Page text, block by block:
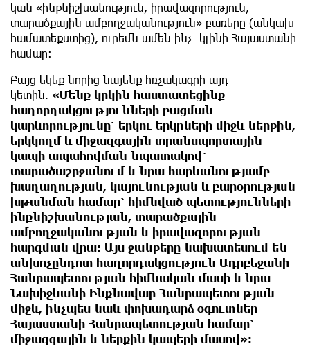
կան «ինքնիշխանություն, իրավազորություն,
տարածքային ամբողջականություն» բառերը (անկախ
համատեքստից), ուրեմն ամեն ինչ կլինի Հայաստանի
համար։
Բայց եկեք նորից նայենք հռչակագրի այդ
կետին. «Մենք կրկին հաստատեցինք
հաղորդակցությունների բացման
կարևորությունը՝ երկու երկրների միջև ներքին,
երկկողմ և միջազգային տրանսպորտային
կապի ապահովման նպատակով՝
տարածաշրջանում և նրա հարևանությամբ
խաղաղության, կայունության և բարօրության
խթանման համար՝ հիմնված պետությունների
ինքնիշխանության, տարածքային
ամբողջականության և իրավազորության
հարգման վրա։ Այս ջանքերը նախատեսում են
անխոչընդոտ հաղորդակցություն Ադրբեջանի
Հանրապետության հիմնական մասի և նրա
Նախիջևանի Ինքնավար Հանրապետության
միջև, ինչպես նաև փոխադարձ օգուտներ
Հայաստանի Հանրապետության համար՝
միջազգային և ներքին կապերի մասով»։